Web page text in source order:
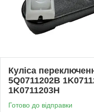
Куліса
5Q0711202B
1K0711203H
Готово до відправки